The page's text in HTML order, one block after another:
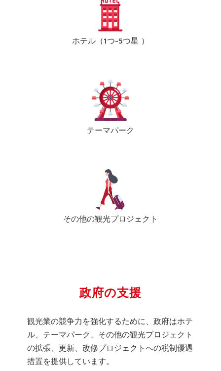
ホテル（1つ-5つ星 ）
テーマパーク
その他の観光プロジェクト
政府の支援
観光業の競争力を強化するために、政府はホテ
ル、テーマパーク、その他の観光プロジェクト
の拡張、更新、改修プロジェクトへの税制優遇
措置を提供しています。